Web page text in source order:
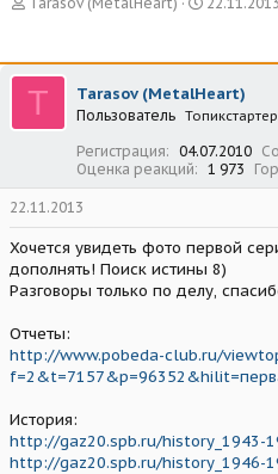
о
р
т
е
а
а
ч
л
а
T Tarasov (MetalHeart)
Пользователь Топикстартер
Регистрация 04.07.2010
Оценка реакций
1 973
22.11.2013
Хочется увидеть фото первой
дополнять! Поиск истины 8)
Разговоры только по делу,
Отчеты:
http://www.pobeda-club.ru/
История:
http://gaz20.spb.ru/history_1943-
http://gaz20.spb.ru/history_1946-